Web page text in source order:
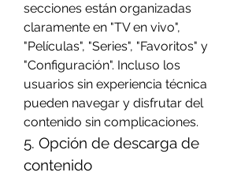
secciones están organizadas
claramente en "TV en vivo",
"Películas", "Series", "Favoritos" y
"Configuración". Incluso los
usuarios sin experiencia técnica
pueden navegar y disfrutar del
contenido sin complicaciones.
5. Opción de descarga de
contenido